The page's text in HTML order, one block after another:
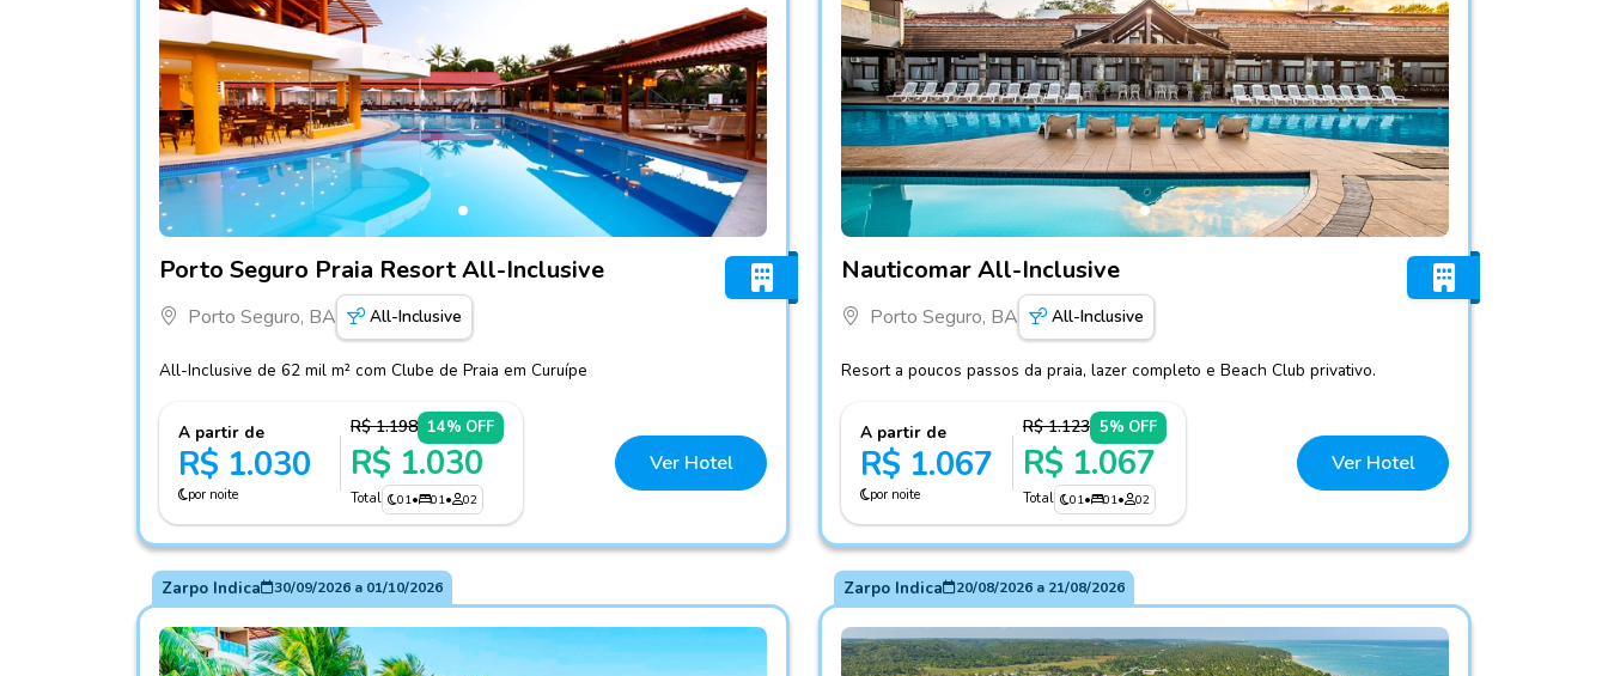
Porto Seguro Praia Resort All-Inclusive
Porto Seguro, BA All-Inclusive
All-Inclusive de 62 mil m² com Clube de Praia em Curuípe
A partir de
R$ 1.030
por noite
R$ 1.198 14% OFF
R$ 1.030
Total 01• 01• 02
Ver Hotel
Nauticomar All-Inclusive
Porto Seguro, BA All-Inclusive
Resort a poucos passos da praia, lazer completo e Beach Club privativo.
A partir de
R$ 1.067
por noite
R$ 1.123 5% OFF
R$ 1.067
Total 01• 01• 02
Ver Hotel
Zarpo Indica 30/09/2026a 01/10/2026 Zarpo Indica 20/08/2026a 21/08/2026